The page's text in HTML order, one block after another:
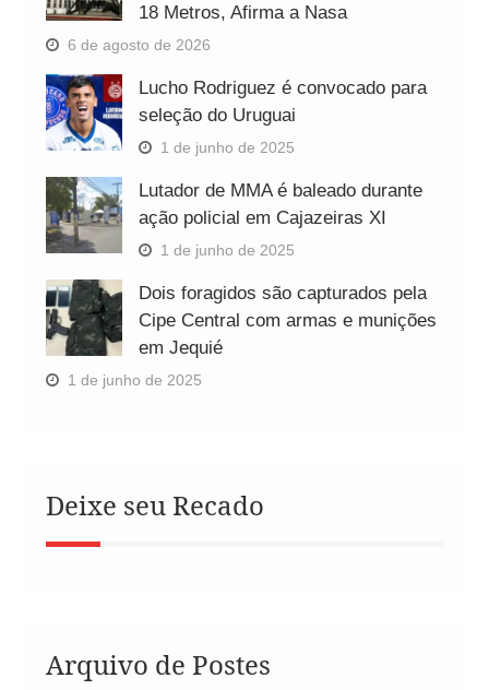
18 Metros, Afirma a Nasa
6 de agosto de 2026
Lucho Rodriguez é convocado para
seleção do Uruguai
1 de junho de 2025
Lutador de MMA é baleado durante
ação policial em Cajazeiras XI
1 de junho de 2025
Dois foragidos são capturados pela
Cipe Central com armas e munições
em Jequié
1 de junho de 2025
Deixe seu Recado
Arquivo de Postes